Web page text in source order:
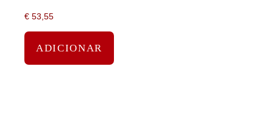
folha(s) papel
€ 53,55
ADICIONAR